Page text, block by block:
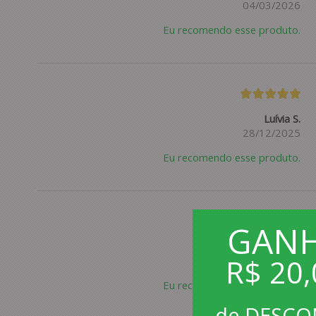
R$
04/03/2026
Eu recomendo esse produto.
Luívia S.
28/12/2025
Eu recomendo esse produto.
Cristiano T.
09/09/2025
Eu recomendo esse produto.